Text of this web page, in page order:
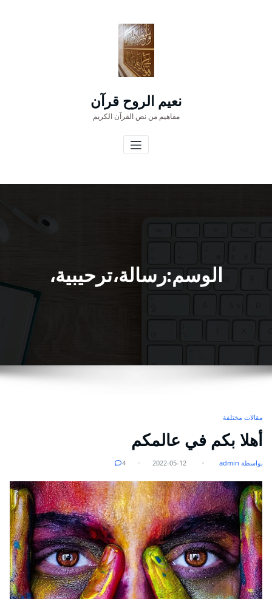
نعيم الروح قرآن
مفاهيم من نص القرآن الكريم
الوسم:رسالة،ترحيبية،
مقالات مختلفة
أهلا بكم في عالمكم
بواسطة admin 2022-05-12
4